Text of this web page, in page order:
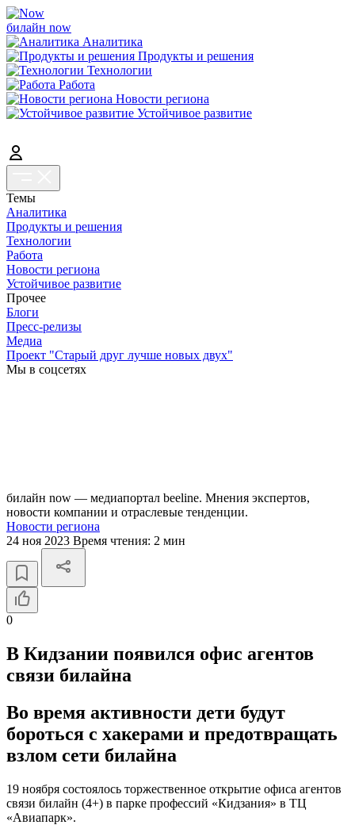
билайн now
Аналитика
Продукты и решения
Технологии
Работа
Новости региона
Устойчивое развитие
Темы
Аналитика
Продукты и решения
Технологии
Работа
Новости региона
Устойчивое развитие
Прочее
Блоги
Пресс-релизы
Медиа
Проект "Старый друг лучше новых двух"
Мы в соцсетях
билайн now — медиапортал beeline. Мнения экспертов,
новости компании и отраслевые тенденции.
Новости региона
24 ноя 2023 Время чтения: 2 мин
0
В Кидзании появился офис агентов
связи билайна
Во время активности дети будут
бороться с хакерами и предотвращать
взлом сети билайна
19 ноября состоялось торжественное открытие офиса агентов
связи билайн (4+) в парке профессий «Кидзания» в ТЦ
«Авиапарк».